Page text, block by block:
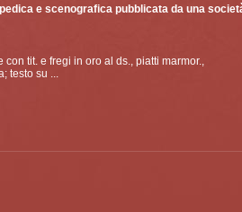
e scenografica pubblicata da una
tit. e fregi in oro al ds., piatti marmor.,
testo su ...